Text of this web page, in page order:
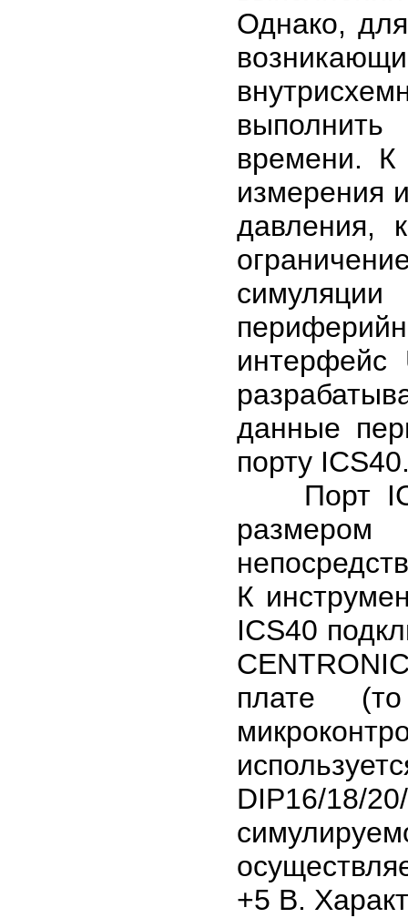
Однако,
времени. К
измерения
давления,
данные
порту
Порт
К
ICS40
плате
DIP16/
+5 В.